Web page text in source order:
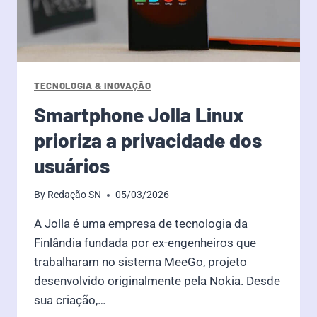
TECNOLOGIA & INOVAÇÃO
Smartphone Jolla Linux
prioriza a privacidade dos
usuários
By Redação SN 05/03/2026
A Jolla é uma empresa de tecnologia da
Finlândia fundada por ex-engenheiros que
trabalharam no sistema MeeGo, projeto
desenvolvido originalmente pela Nokia. Desde
sua criação,…